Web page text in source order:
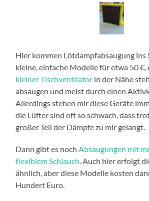
Hier kommen Lötdampfabsaugung ins
kleine, einfache Modelle für etwa 50 €,
kleiner Tischventilator in der Nähe
absaugen und meist durch einen
Allerdings stehen mir diese Geräte
die Lüfter sind oft so schwach, dass
großer Teil der Dämpfe zu mir gelangt.
Dann gibt es noch Absaugungen mit
flexiblem Schlauch . Auch hier erfolgt
ähnlich, aber diese Modelle kosten
Hundert Euro.